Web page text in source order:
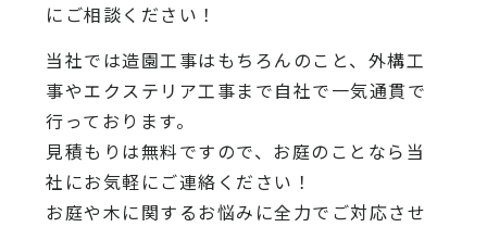
にご相談ください！
当社では造園工事はもちろんのこと、外構工
事やエクステリア工事まで自社で一気通貫で
行っております。
見積もりは無料ですので、お庭のことなら当
社にお気軽にご連絡ください！
お庭や木に関するお悩みに全力でご対応させ